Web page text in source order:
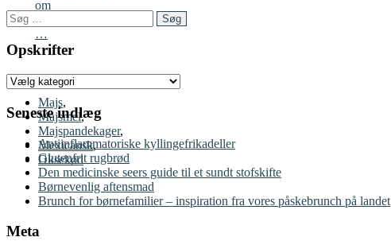
om
aftensmåltidet.
…
Majs,
Majsmel,
Majspandekager,
Mexicansk,
Oksekød
Søg
efter:
Opskrifter
Opskrifter
Seneste indlæg
Antiinflammatoriske kyllingefrikadeller
Glutenfrit rugbrød
Den medicinske seers guide til et sundt stofskifte
Børnevenlig aftensmad
Brunch for børnefamilier – inspiration fra vores påskebrunch på landet
Meta